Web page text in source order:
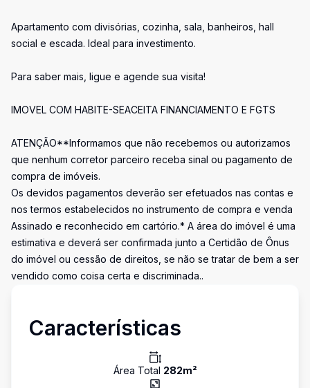
Apartamento com divisórias, cozinha, sala, banheiros, hall
social e escada. Ideal para investimento.
Para saber mais, ligue e agende sua visita!
IMOVEL COM HABITE-SEACEITA FINANCIAMENTO E FGTS
ATENÇÃO**Informamos que não recebemos ou autorizamos
que nenhum corretor parceiro receba sinal ou pagamento de
compra de imóveis.
Os devidos pagamentos deverão ser efetuados nas contas e
nos termos estabelecidos no instrumento de compra e venda
Assinado e reconhecido em cartório.* A área do imóvel é uma
estimativa e deverá ser confirmada junto a Certidão de Ônus
do imóvel ou cessão de direitos, se não se tratar de bem a ser
vendido como coisa certa e discriminada..
Características
Área Total 282m²